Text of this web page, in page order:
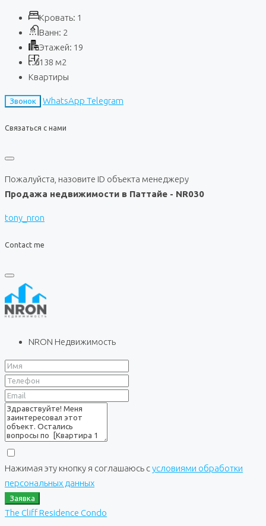
Кровать: 1
Ванн: 2
Этажей: 19
138 м2
Квартиры
Звонок WhatsApp Telegram
Связаться с нами
Пожалуйста, назовите ID объекта менеджеру
Продажа недвижимости в Паттайе - NR030
tony_nron
Contact me
NRON Недвижимость
Нажимая эту кнопку я соглашаюсь сусловиями обработки
персональных данных
Заявка
The Cliff Residence Condo